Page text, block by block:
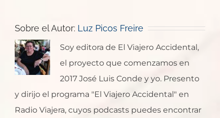
Sobre el Autor: Luz Picos Freire
Soy editora de El Viajero Accidental,
el proyecto que comenzamos en
2017 José Luis Conde y yo. Presento
y dirijo el programa "El Viajero Accidental" en
Radio Viajera, cuyos podcasts puedes encontrar